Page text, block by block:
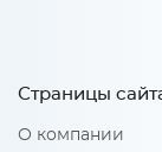
Особенности
Материал 2: МДФ
Страницы
О компании